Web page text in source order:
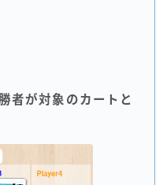
者が対象のカートと